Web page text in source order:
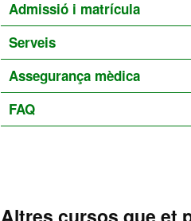
Admissió i matrícula
Serveis
Assegurança mèdica
FAQ